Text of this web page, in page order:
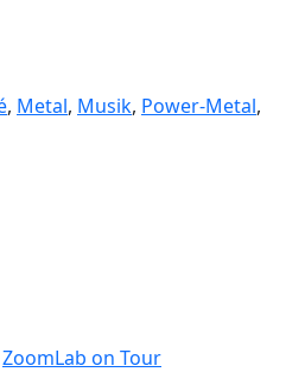
, Metal, Musik, Power-Metal,
ZoomLab on Tour